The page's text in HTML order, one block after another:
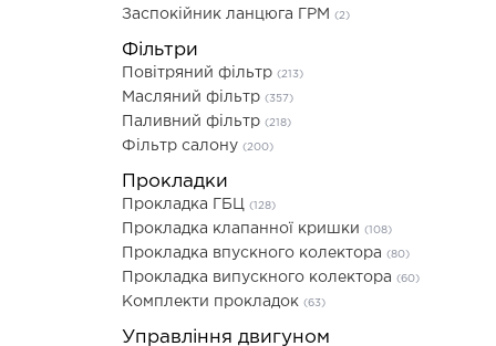
Заспокійник ланцюга ГРМ (2)
Фільтри
Повітряний фільтр (213)
Масляний фільтр (357)
Паливний фільтр (218)
Фільтр салону (200)
Прокладки
Прокладка ГБЦ (128)
Прокладка клапанної кришки (108)
Прокладка впускного колектора (80)
Прокладка випускного колектора (60)
Комплекти прокладок (63)
Управління двигуном